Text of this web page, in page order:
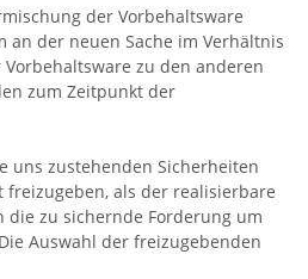
der Vorbehaltsware
der neuen Sache im Verhältnis
zu den anderen
zum Zeitpunkt der
uns zustehenden Sicherheiten
als der realisierbare
die zu sichernde Forderung um
Auswahl der freizugebenden